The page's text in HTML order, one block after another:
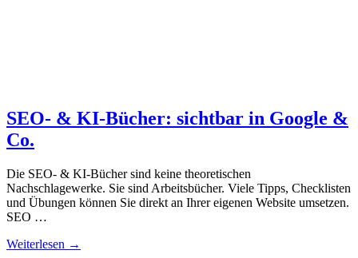
SEO- & KI-Bücher: sichtbar in Google &
Co.
Die SEO- & KI-Bücher sind keine theoretischen
Nachschlagewerke. Sie sind Arbeitsbücher. Viele Tipps, Checklisten
und Übungen können Sie direkt an Ihrer eigenen Website umsetzen.
SEO …
Weiterlesen →